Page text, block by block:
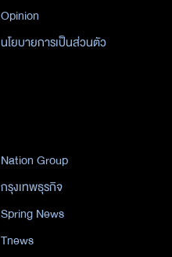
Opinion
นโยบายการเป็นส่วนตัว
Nation Group
กรุงเทพธุรกิจ
Spring News
Tnews